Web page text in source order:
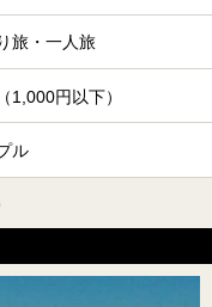
旅・一人旅
1,000円以下）
ル